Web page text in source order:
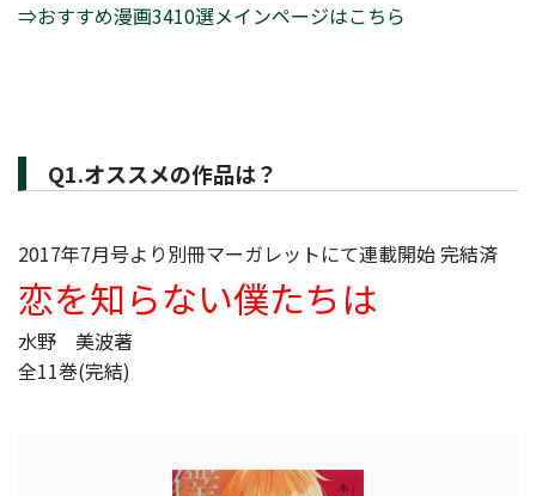
⇒おすすめ漫画3410選メインページはこちら
Q1.オススメの作品は？
2017年7月号より別冊マーガレットにて連載開始 完結済
恋を知らない僕たちは
水野 美波著
全11巻(完結)